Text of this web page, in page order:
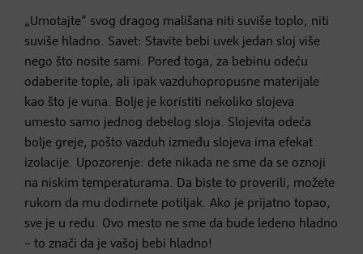
„Umotajte“ svog dragog mališana niti suviše toplo, niti
suviše hladno. Savet: Stavite bebi uvek jedan sloj više
nego što nosite sami. Pored toga, za bebinu odeću
odaberite tople, ali ipak vazduhopropusne materijale
kao što je vuna. Bolje je koristiti nekoliko slojeva
umesto samo jednog debelog sloja. Slojevita odeća
bolje greje, pošto vazduh između slojeva ima efekat
izolacije. Upozorenje: dete nikada ne sme da se oznoji
na niskim temperaturama. Da biste to proverili, možete
rukom da mu dodirnete potiljak. Ako je prijatno topao,
sve je u redu. Ovo mesto ne sme da bude ledeno hladno
– to znači da je vašoj bebi hladno!